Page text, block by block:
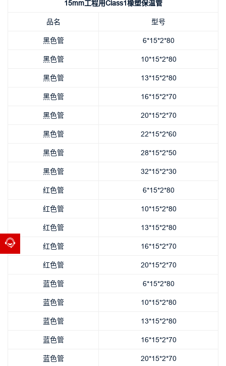
15mm工程用Class1橡塑保温管
品名
型号
黑色管
6*15*2*80
黑色管
10*15*2*80
黑色管
13*15*2*80
黑色管
16*15*2*70
黑色管
20*15*2*70
黑色管
22*15*2*60
黑色管
28*15*2*50
黑色管
32*15*2*30
红色管
6*15*2*80
红色管
10*15*2*80
红色管
13*15*2*80
红色管
16*15*2*70
红色管
20*15*2*70
蓝色管
6*15*2*80
蓝色管
10*15*2*80
蓝色管
13*15*2*80
蓝色管
16*15*2*70
蓝色管
20*15*2*70